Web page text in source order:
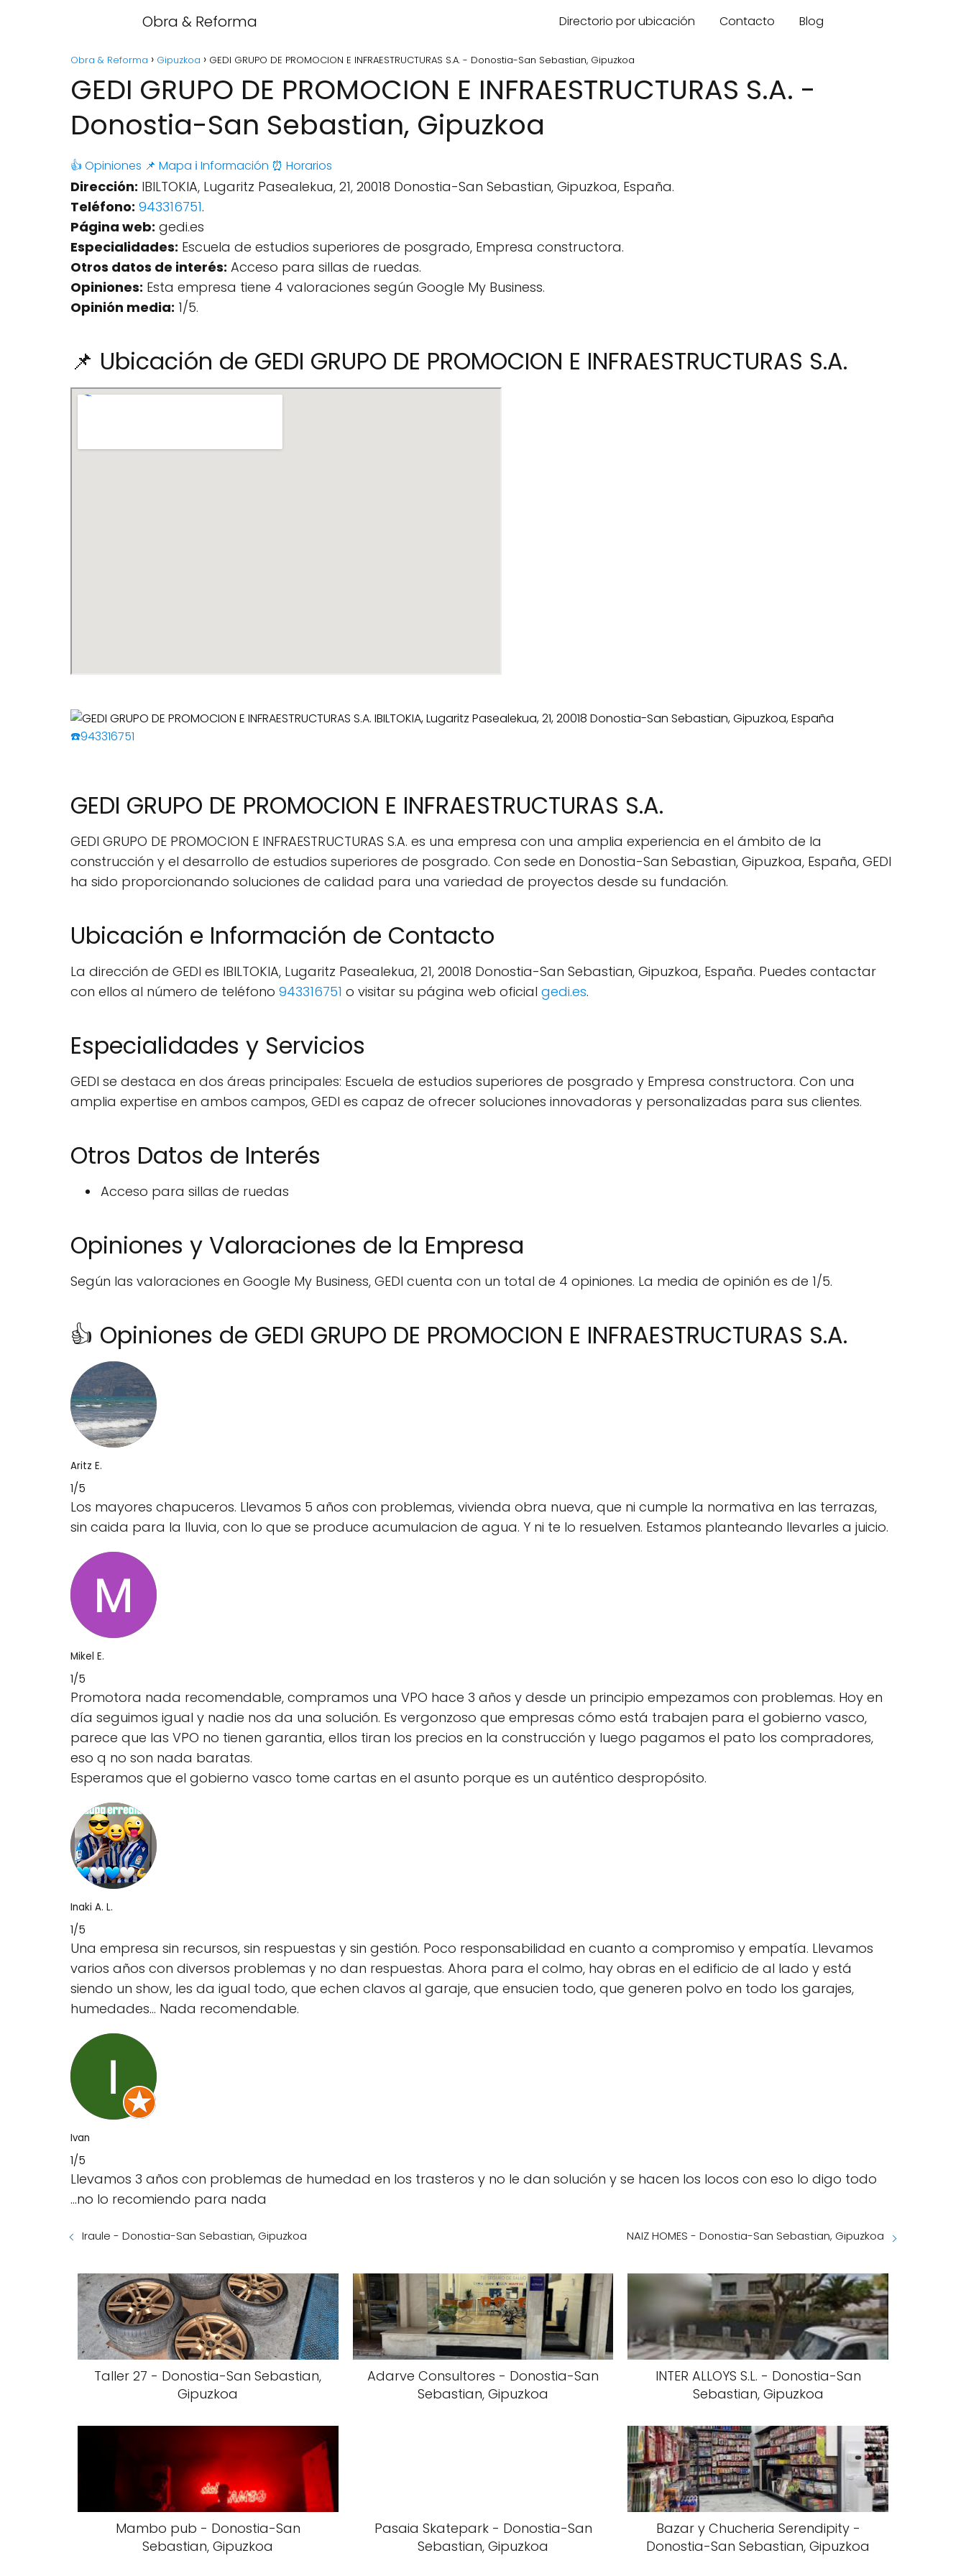
Obra & Reforma Directorio por ubicación Contacto Blog
Obra & Reforma Gipuzkoa GEDI GRUPO DE PROMOCION E INFRAESTRUCTURAS S.A. - Donostia-San Sebastian, Gipuzkoa
GEDI GRUPO DE PROMOCION E INFRAESTRUCTURAS S.A. -
Donostia-San Sebastian, Gipuzkoa
👍 Opiniones 📌 Mapa ℹ️ Información ⏰ Horarios
Dirección: IBILTOKIA, Lugaritz Pasealekua, 21, 20018 Donostia-San Sebastian, Gipuzkoa, España.
Teléfono: 943316751.
Página web: gedi.es
Especialidades: Escuela de estudios superiores de posgrado, Empresa constructora.
Otros datos de interés: Acceso para sillas de ruedas.
Opiniones: Esta empresa tiene 4 valoraciones según Google My Business.
Opinión media: 1/5.
📌 Ubicación de GEDI GRUPO DE PROMOCION E INFRAESTRUCTURAS S.A.
☎️943316751
GEDI GRUPO DE PROMOCION E INFRAESTRUCTURAS S.A.
GEDI GRUPO DE PROMOCION E INFRAESTRUCTURAS S.A. es una empresa con una amplia experiencia en el ámbito de la
construcción y el desarrollo de estudios superiores de posgrado. Con sede en Donostia-San Sebastian, Gipuzkoa, España, GEDI
ha sido proporcionando soluciones de calidad para una variedad de proyectos desde su fundación.
Ubicación e Información de Contacto
La dirección de GEDI es IBILTOKIA, Lugaritz Pasealekua, 21, 20018 Donostia-San Sebastian, Gipuzkoa, España. Puedes contactar
con ellos al número de teléfono 943316751 o visitar su página web oficial gedi.es.
Especialidades y Servicios
GEDI se destaca en dos áreas principales: Escuela de estudios superiores de posgrado y Empresa constructora. Con una
amplia expertise en ambos campos, GEDI es capaz de ofrecer soluciones innovadoras y personalizadas para sus clientes.
Otros Datos de Interés
Acceso para sillas de ruedas
Opiniones y Valoraciones de la Empresa
Según las valoraciones en Google My Business, GEDI cuenta con un total de 4 opiniones. La media de opinión es de 1/5.
👍 Opiniones de GEDI GRUPO DE PROMOCION E INFRAESTRUCTURAS S.A.
Aritz E.
1/5
Los mayores chapuceros. Llevamos 5 años con problemas, vivienda obra nueva, que ni cumple la normativa en las terrazas,
sin caida para la lluvia, con lo que se produce acumulacion de agua. Y ni te lo resuelven. Estamos planteando llevarles a juicio.
Mikel E.
1/5
Promotora nada recomendable, compramos una VPO hace 3 años y desde un principio empezamos con problemas. Hoy en
día seguimos igual y nadie nos da una solución. Es vergonzoso que empresas cómo está trabajen para el gobierno vasco,
parece que las VPO no tienen garantia, ellos tiran los precios en la construcción y luego pagamos el pato los compradores,
eso q no son nada baratas.
Esperamos que el gobierno vasco tome cartas en el asunto porque es un auténtico despropósito.
Inaki A. L.
1/5
Una empresa sin recursos, sin respuestas y sin gestión. Poco responsabilidad en cuanto a compromiso y empatía. Llevamos
varios años con diversos problemas y no dan respuestas. Ahora para el colmo, hay obras en el edificio de al lado y está
siendo un show, les da igual todo, que echen clavos al garaje, que ensucien todo, que generen polvo en todo los garajes,
humedades... Nada recomendable.
Ivan
1/5
Llevamos 3 años con problemas de humedad en los trasteros y no le dan solución y se hacen los locos con eso lo digo todo
...no lo recomiendo para nada
Iraule - Donostia-San Sebastian, Gipuzkoa NAIZ HOMES - Donostia-San Sebastian, Gipuzkoa
Taller 27 - Donostia-San Sebastian,
Gipuzkoa
Adarve Consultores - Donostia-San
Sebastian, Gipuzkoa
INTER ALLOYS S.L. - Donostia-San
Sebastian, Gipuzkoa
Mambo pub - Donostia-San
Sebastian, Gipuzkoa
Pasaia Skatepark - Donostia-San
Sebastian, Gipuzkoa
Bazar y Chucheria Serendipity -
Donostia-San Sebastian, Gipuzkoa